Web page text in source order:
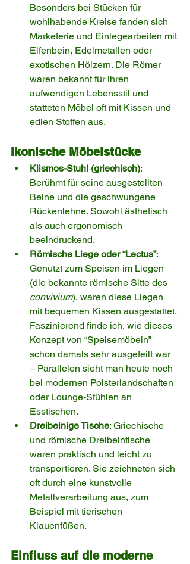
Besonders bei Stücken für
wohlhabende Kreise fanden sich
Marketerie und Einlegearbeiten mit
Elfenbein, Edelmetallen oder
exotischen Hölzern. Die Römer
waren bekannt für ihren
aufwendigen Lebensstil und
statteten Möbel oft mit Kissen und
edlen Stoffen aus.
Ikonische Möbelstücke
Klismos-Stuhl (griechisch):
Berühmt für seine ausgestellten
Beine und die geschwungene
Rückenlehne. Sowohl ästhetisch
als auch ergonomisch
beeindruckend.
Römische Liege oder “Lectus”:
Genutzt zum Speisen im Liegen
(die bekannte römische Sitte des
convivium), waren diese Liegen
mit bequemen Kissen ausgestattet.
Faszinierend finde ich, wie dieses
Konzept von “Speisemöbeln”
schon damals sehr ausgefeilt war
– Parallelen sieht man heute noch
bei modernen Polsterlandschaften
oder Lounge-Stühlen an
Esstischen.
Dreibeinige Tische: Griechische
und römische Dreibeintische
waren praktisch und leicht zu
transportieren. Sie zeichneten sich
oft durch eine kunstvolle
Metallverarbeitung aus, zum
Beispiel mit tierischen
Klauenfüßen.
Einfluss auf die moderne